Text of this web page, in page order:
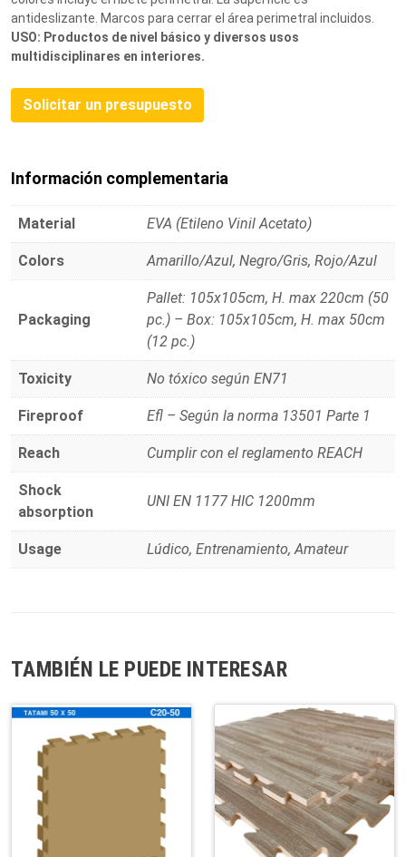
antideslizante. Marcos para cerrar el área perimetral incluidos.
USO: Productos de nivel básico y diversos usos
multidisciplinares en interiores.
Solicitar un presupuesto
Información complementaria
Material EVA (Etileno Vinil Acetato)
Colors Amarillo/Azul, Negro/Gris, Rojo/Azul
Packaging
Pallet: 105x105cm, H. max 220cm (50
pc.) – Box: 105x105cm, H. max 50cm
(12 pc.)
Toxicity No tóxico según EN71
Fireproof Efl – Según la norma 13501 Parte 1
Reach Cumplir con el reglamento REACH
Shock
absorption
UNI EN 1177 HIC 1200mm
Usage Lúdico, Entrenamiento, Amateur
TAMBIÉN LE PUEDE INTERESAR